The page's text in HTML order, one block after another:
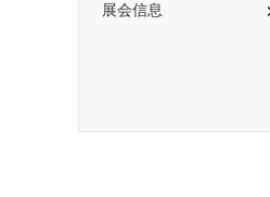
展会信息